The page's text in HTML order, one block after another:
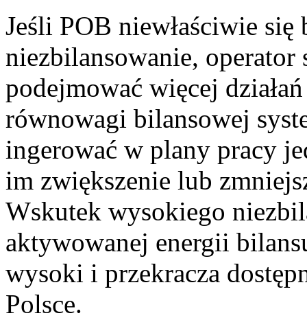
Jeśli POB niewłaściwie
niezbilansowanie, operator
podejmować więcej
równowagi bilansowej
ingerować w plany pracy
im zwiększenie lub
Wskutek wysokiego
aktywowanej energii
wysoki i przekracza
Polsce.